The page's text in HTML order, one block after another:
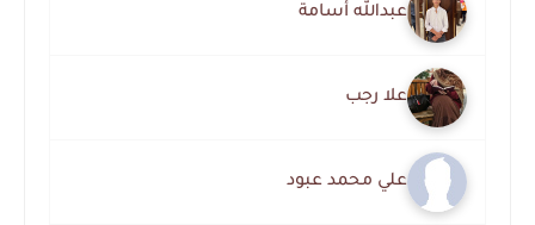
عبدالله أسامة
علا رجب
علي محمد عبود